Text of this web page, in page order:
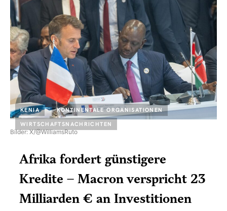
Bilder: X/@WilliamsRuto
KENIA
KONTINENTALE ORGANISATIONEN
WIRTSCHAFTSNACHRICHTEN
Afrika fordert günstigere
Kredite – Macron verspricht 23
Milliarden € an Investitionen